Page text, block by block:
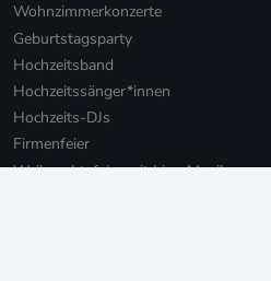
Wohnzimmerkonzerte
Geburtstagsparty
Hochzeitsband
Hochzeitssänger*innen
Hochzeits-DJs
Firmenfeier
Weihnachtsfeier mit Live-Musik